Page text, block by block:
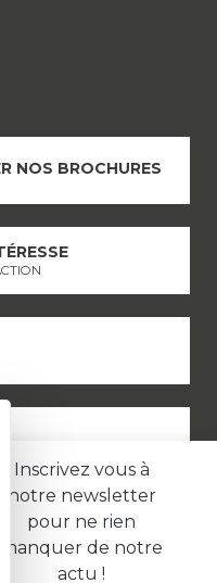
Inscrivez vous à
notre newsletter
pour ne rien
manquer de notre
actu !
NOS BROCHURES
confidentialité